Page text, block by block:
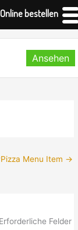
Menu Item →
Erforderliche Felder
Online bestellen
Ansehen